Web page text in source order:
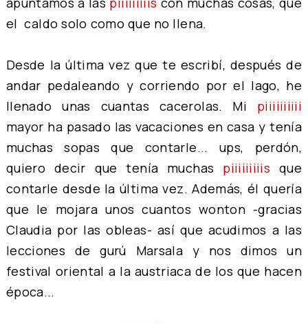
el caldo solo como que no llena.
Desde la última vez que te escribí, después de
andar pedaleando y corriendo por el lago, he
llenado unas cuantas cacerolas. Mi piiiiiiiiii
mayor ha pasado las vacaciones en casa y tenía
muchas sopas que contarle... ups, perdón,
quiero decir que tenía muchas piiiiiiiiis que
contarle desde la última vez. Además, él quería
que le mojara unos cuantos wonton -gracias
Claudia por las obleas- así que acudimos a las
lecciones de gurú Marsala y nos dimos un
festival oriental a la austriaca de los que hacen
época...